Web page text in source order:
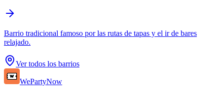
Barrio tradicional famoso por las rutas de tapas y el ir de bares
relajado.
Ver todos los barrios
WePartyNow